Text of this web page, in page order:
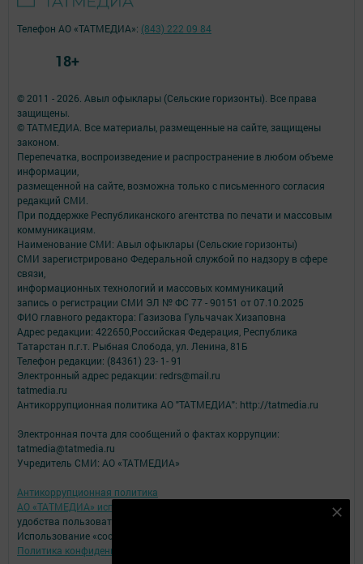
© 2011 - 2026. Авыл офыклары (Сельские горизонты). Все права
защищены.
© ТАТМЕДИА. Все материалы, размещенные на сайте, защищены
законом.
Перепечатка, воспроизведение и распространение в любом объеме
информации,
размещенной на сайте, возможна только с письменного согласия
редакций СМИ.
При поддержке Республиканского агентства по печати и массовым
коммуникациям.
Наименование СМИ: Авыл офыклары (Сельские горизонты)
СМИ зарегистрировано Федеральной службой по надзору в сфере
связи,
информационных технологий и массовых коммуникаций
запись о регистрации СМИ ЭЛ № ФС 77 - 90151 от 07.10.2025
ФИО главного редактора: Газизова Гульчачак Хизаповна
Адрес редакции: 422650,Российская Федерация, Республика
Татарстан п.г.т. Рыбная Слобода, ул. Ленина, 81Б
Телефон редакции: (84361) 23- 1- 91
Электронный адрес редакции: redrs@mail.ru
tatmedia.ru
Антикоррупционная политика АО "ТАТМЕДИА": http://tatmedia.ru
Электронная почта для сообщений о фактах коррупции:
tatmedia@tatmedia.ru
Учредитель СМИ: АО «ТАТМЕДИА»
Антикоррупционная политика
АО «ТАТМЕДИА» использует «cookie»
для персонализации сервисов и
удобства пользователей сайтом.
Использование «cookie» можно отменить в настройках браузера.
Политика конфиденциальности
Телефон АО «ТАТМЕДИА»: (843) 222 09 84
18+